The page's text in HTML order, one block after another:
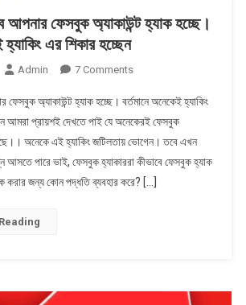
আপনার ফেসবুক অ্যাকাউন্ট হ্যাক হচ্ছে।
হ্যাকিং এর শিকার হচ্ছেন
Admin 7 CommentsOn
নিন
কিভাবে
আপনার
ফেসবুক
অ্যাকাউন্ট
এর
ফেসবুক অ্যাকাউন্ট হ্যাক হচ্ছে। বর্তমানে অনেকেই হ্যাকিং
আমরা প্রায়শই দেখতে পাই যে অনেকেরই ফেসবুক
অনেকে এই হ্যাকিং জটিলতায় ভোগেন। তবে এখন
পারে ভাই, ফেসবুক হ্যাকাররা কীভাবে ফেসবুক হ্যাক
করার জন্য কোন পদ্ধতি ব্যবহার করে? […]